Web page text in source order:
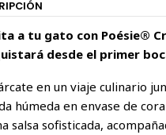
a tu gato con Poésie®
desde el primer
en un viaje culinario
húmeda en envase de
salsa sofisticada,